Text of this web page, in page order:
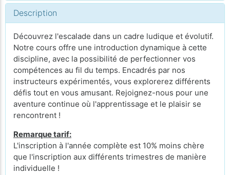
Description
Découvrez l'escalade dans un cadre ludique et évolutif.
Notre cours offre une introduction dynamique à cette
discipline, avec la possibilité de perfectionner vos
compétences au fil du temps. Encadrés par nos
instructeurs expérimentés, vous explorerez différents
défis tout en vous amusant. Rejoignez-nous pour une
aventure continue où l'apprentissage et le plaisir se
rencontrent !
Remarque tarif:
L'inscription à l'année complète est 10% moins chère
que l'inscription aux différents trimestres de manière
individuelle !